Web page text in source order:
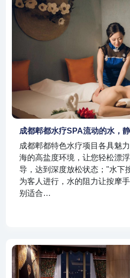
成都郫都水疗SPA流动的水，
成都郫都特色水疗项目各具魅
海的高盐度环境，让您轻松漂
导，达到深度放松状态；"水下
为客人进行，水的阻力让按摩
别适合…